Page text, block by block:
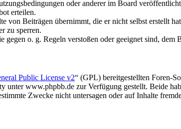
oder anderer im Board
erteilen.
von Beiträgen übernimmt, die er nicht selbst erstellt
zu sperren.
gegen o. g. Regeln verstoßen oder geeignet sind,
Public License v2“ (GPL) bereitgestellten Foren-
unter www.phpbb.de zur Verfügung gestellt. Beide
Zwecke nicht untersagen oder auf Inhalte